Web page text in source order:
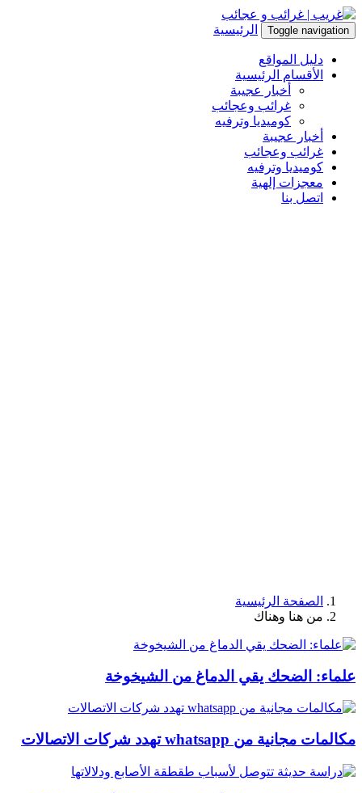
Toggle navigation الرئيسية
دليل المواقع
الأقسام الرئيسية
أخبار عجيبة
غرائب وعجائب
كوميديا وترفيه
أخبار عجيبة
غرائب وعجائب
كوميديا وترفيه
معجزات إلهية
اتصل بنا
الصفحة الرئيسية
من هنا وهناك
علماء: الضحك يقي الدماغ من الشيخوخة
مكالمات مجانية من whatsapp تهدد شركات الاتصالات